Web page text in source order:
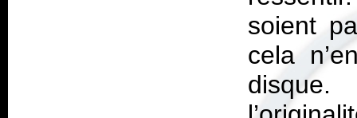
soient
cela
disque.